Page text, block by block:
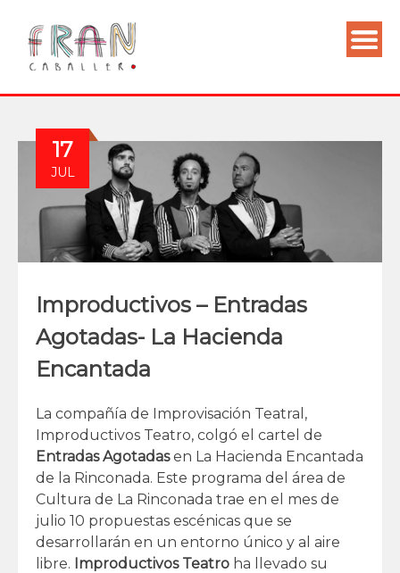
17
JUL
Improductivos – Entradas
Agotadas- La Hacienda
Encantada
La compañía de Improvisación Teatral,
Improductivos Teatro, colgó el cartel de
Entradas Agotadasen La Hacienda Encantada
de la Rinconada. Este programa del área de
Cultura de La Rinconada trae en el mes de
julio 10 propuestas escénicas que se
desarrollarán en un entorno único y al aire
libre. Improductivos Teatro ha llevado su